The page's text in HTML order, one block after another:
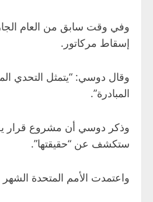
وفي وقت سابق من العام
إسقاط ​مركاتور.
وقال دوسي: “يتمثل التحدي
المبادرة”.
وذكر دوسي أن مشروع قرار
ستكشف عن “حقيقتها”.
واعتمدت الأمم المتحدة